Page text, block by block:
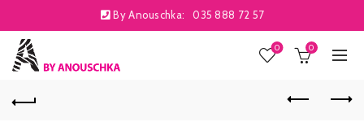
By Anouschka: 035 888 72 57
0 0